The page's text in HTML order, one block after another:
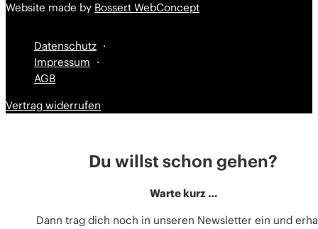
Website made by Bossert WebConcept
Datenschutz
Impressum
AGB
Vertrag widerrufen
Du willst schon gehen?
Warte kurz …
Dann trag dich noch in unseren Newsletter ein und